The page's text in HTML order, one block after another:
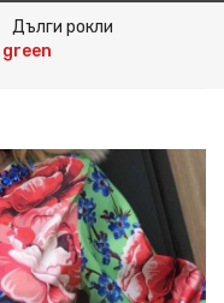
Дълги рокли
green